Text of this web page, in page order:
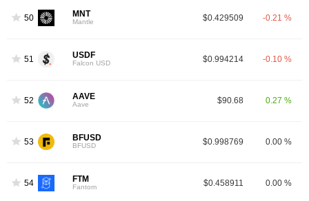
50 MNT
Mantle $0.429509 -0.21 %
51 USDF
Falcon USD $0.994214 -0.10 %
52 AAVE
Aave $90.68 0.27 %
53 BFUSD
BFUSD $0.998769 0.00 %
54 FTM
Fantom $0.458911 0.00 %